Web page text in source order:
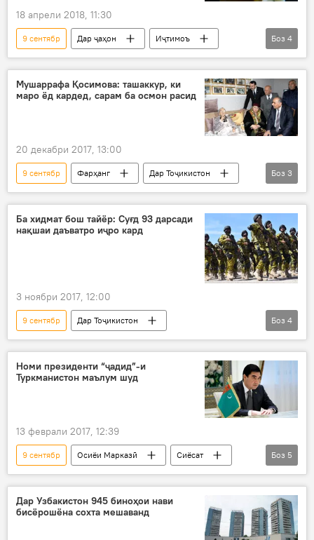
18 апрели 2018, 11:30
9 сентябр Дар ҷаҳон
Иҷтимоъ
Ҳамаи хабарҳо
Амрико
Барбара Буш
Боз 4
Мушаррафа Қосимова: ташаккур, ки
маро ёд кардед, сарам ба осмон расид
20 декабри 2017, 13:00
9 сентябр Фарҳанг
Дар Тоҷикистон
Ҳамаи хабарҳо
Мушаррафа Қосимова
зодрӯз
Боз 3
Ба хидмат бош тайёр: Суғд 93 дарсади
нақшаи даъватро иҷро кард
3 ноябри 2017, 12:00
9 сентябр
Дар Тоҷикистон
Ҳамаи хабарҳо
Амният ва мудофиа
даъват ба хидмат иҷро шудан
Боз 4
Номи президенти “ҷадид”-и
Туркманистон маълум шуд
13 феврали 2017, 12:39
9 сентябр Осиёи Марказӣ
Сиёсат
Ҳамаи хабарҳо
Туркманистон
Бердимуҳаммадов Гурбонгулӣ
Интихоботи президентӣ
Боз 5
Дар Узбакистон 945 биноҳои нави
бисёрошёна сохта мешаванд